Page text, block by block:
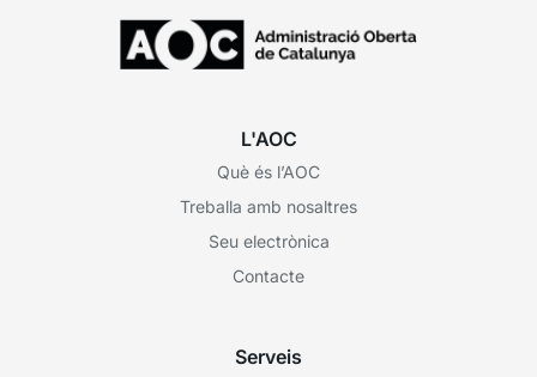
L'AOC
Què és l’AOC
Treballa amb nosaltres
Seu electrònica
Contacte
Serveis